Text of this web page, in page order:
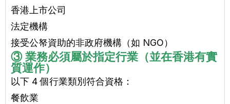
香港上市公司
法定機構
接受公帑資助的非政府機構（如 NGO）
③ 業務必須屬於指定行業（並在香港有實
質運作）
以下 4 個行業類別符合資格：
餐飲業